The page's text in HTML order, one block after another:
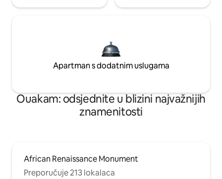
Apartman s dodatnim uslugama
Ouakam: odsjednite u blizini najvažnijih
znamenitosti
African Renaissance Monument
Preporučuje 213 lokalaca